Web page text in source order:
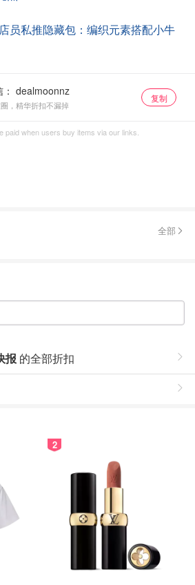
员私推隐藏包：编织元素搭配小牛
，精华折扣不漏掉
复制
paid when users buy items via our links.
全部
报 的全部折扣
2